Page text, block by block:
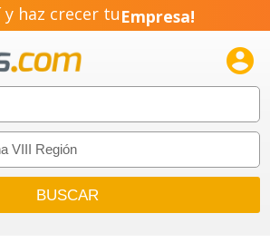
haz crecer tuNegocio!
Emprendimiento!
